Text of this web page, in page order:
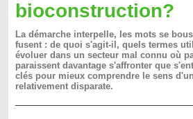
bioconstruction?
La démarche interpelle, les mots se
fusent : de quoi s'agit-il, quels termes
évoluer dans un secteur mal connu où
paraissent davantage s'affronter que
clés pour mieux comprendre le sens
relativement disparate.